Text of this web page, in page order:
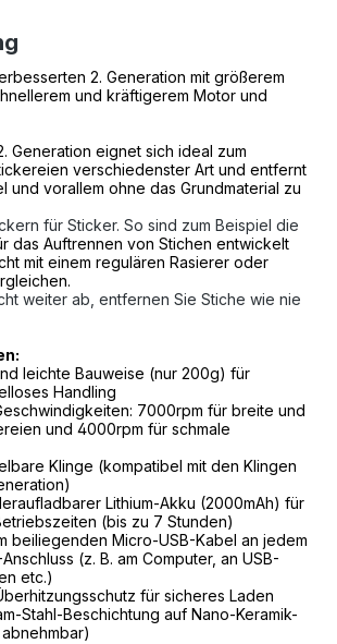
2. Generation mit größerem
und kräftigerem Motor und
Generation eignet sich ideal zum
verschiedenster Art und entfernt
und vorallem ohne das Grundmaterial zu
für Sticker. So sind zum Beispiel die
das Auftrennen von Stichen entwickelt
mit einem regulären Rasierer oder
weiter ab, entfernen Sie Stiche wie nie
leichte Bauweise (nur 200g) für
Handling
7000rpm für breite und
und 4000rpm für schmale
Klinge (kompatibel mit den Klingen
Lithium-Akku (2000mAh) für
(bis zu 7 Stunden)
beiliegenden Micro-USB-Kabel an jedem
(z. B. am Computer, an USB-
etc.)
für sicheres Laden
Stahl-Beschichtung auf Nano-Keramik-